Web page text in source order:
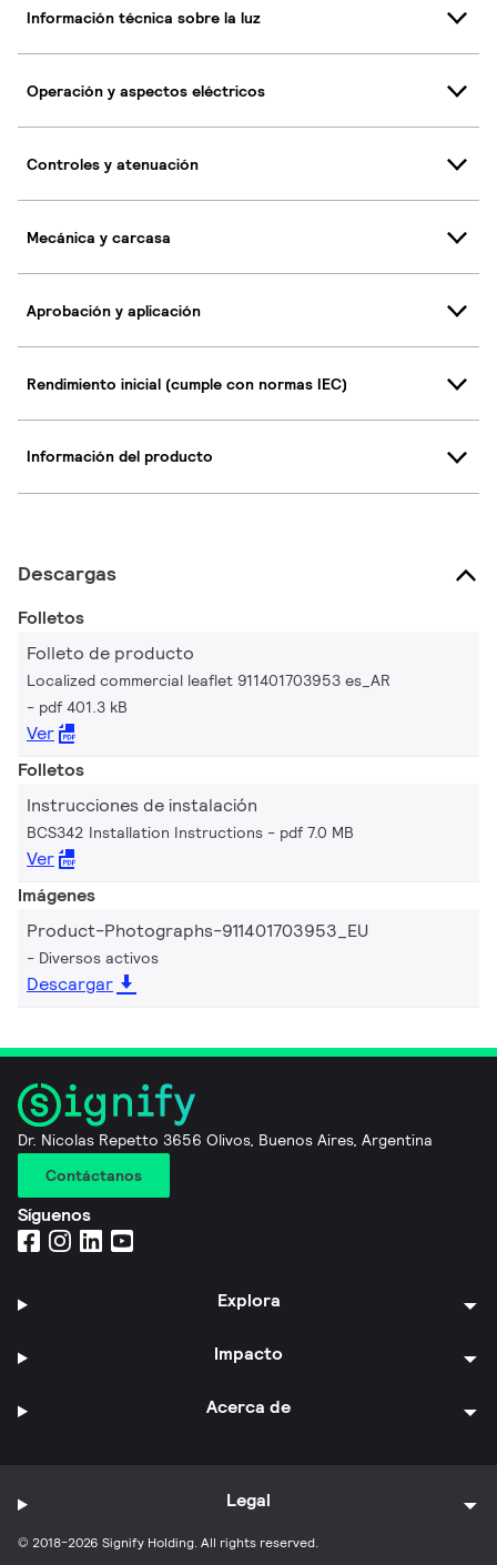
Información técnica sobre la luz
Operación y aspectos eléctricos
Controles y atenuación
Mecánica y carcasa
Aprobación y aplicación
Rendimiento inicial (cumple con normas IEC)
Información del producto
Descargas
Folletos
Folleto de producto
Localized commercial leaflet 911401703953 es_AR
pdf 401.3 kB
Ver
Folletos
Instrucciones de instalación
BCS342 Installation Instructions pdf 7.0 MB
Ver
Imágenes
Product-Photographs-911401703953_EU
Diversos activos
Descargar
Dr. Nicolas Repetto 3656 Olivos, Buenos Aires, Argentina
Contáctanos
Síguenos
Explora
Impacto
Acerca de
© 2018-2026 Signify Holding. All rights reserved.
Legal